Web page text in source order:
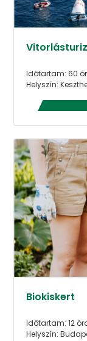
Időtartam: 60
Helyszín:
Biokiskert
Időtartam: 12
Helyszín: